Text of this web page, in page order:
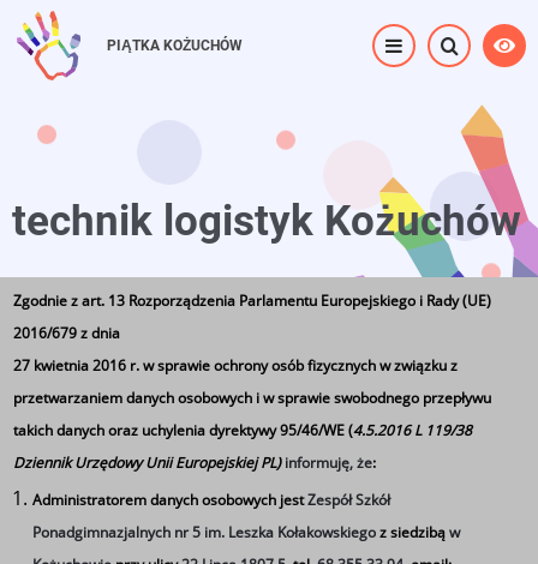
Przejdź
do
treści
PIĄTKA KOŻUCHÓW
technik logistyk Kożuchów
Strona główna ⟶ technik logistyk Kożuchów
Powiatowy Konkurs z
Zgodnie z art. 13 Rozporządzenia Parlamentu Europejskiego i Rady (UE)
2016/679 z dnia
27 kwietnia 2016 r. w sprawie ochrony osób fizycznych w związku z
przetwarzaniem danych osobowych i w sprawie swobodnego przepływu
takich danych oraz uchylenia dyrektywy 95/46/WE (4.5.2016 L 119/38
Dziennik Urzędowy Unii Europejskiej PL)informuję, że:
Administratorem danych osobowych jestZespół Szkół
Ponadgimnazjalnych nr 5 im. Leszka Kołakowskiegoz siedzibąw